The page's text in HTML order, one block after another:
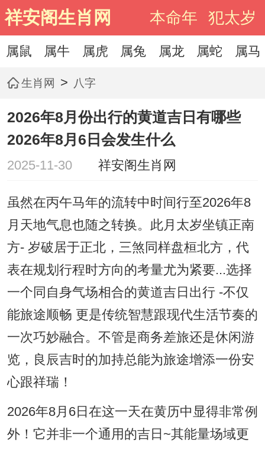
祥安阁生肖网 本命年 犯太岁
属鼠 属牛 属虎 属兔 属龙 属蛇 属马
生肖网 > 八字
2026年8月份出行的黄道吉日有哪些
2026年8月6日会发生什么
2025-11-30 祥安阁生肖网
虽然在丙午马年的流转中时间行至2026年8
月天地气息也随之转换。此月太岁坐镇正南
方- 岁破居于正北，三煞同样盘桓北方，代
表在规划行程时方向的考量尤为紧要...选择
一个同自身气场相合的黄道吉日出行 -不仅
能旅途顺畅 更是传统智慧跟现代生活节奏的
一次巧妙融合。不管是商务差旅还是休闲游
览，良辰吉时的加持总能为旅途增添一份安
心跟祥瑞！
2026年8月6日在这一天在黄历中显得非常例
外！它并非一个通用的吉日~其能量场域更